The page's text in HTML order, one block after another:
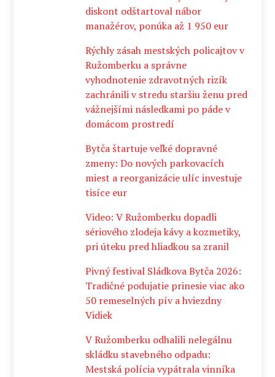
diskont odštartoval nábor
manažérov, ponúka až 1 950 eur
Rýchly zásah mestských policajtov v
Ružomberku a správne
vyhodnotenie zdravotných rizík
zachránili v stredu staršiu ženu pred
vážnejšími následkami po páde v
domácom prostredí
Bytča štartuje veľké dopravné
zmeny: Do nových parkovacích
miest a reorganizácie ulíc investuje
tisíce eur
Video: V Ružomberku dopadli
sériového zlodeja kávy a kozmetiky,
pri úteku pred hliadkou sa zranil
Pivný festival Sládkova Bytča 2026:
Tradičné podujatie prinesie viac ako
50 remeselných pív a hviezdny
Vidiek
V Ružomberku odhalili nelegálnu
skládku stavebného odpadu:
Mestská polícia vypátrala vinníka